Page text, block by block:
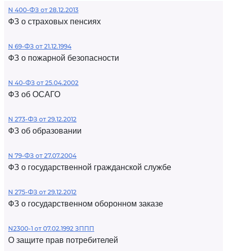
N 400-ФЗ от 28.12.2013
ФЗ о страховых пенсиях
N 69-ФЗ от 21.12.1994
ФЗ о пожарной безопасности
N 40-ФЗ от 25.04.2002
ФЗ об ОСАГО
N 273-ФЗ от 29.12.2012
ФЗ об образовании
N 79-ФЗ от 27.07.2004
ФЗ о государственной гражданской службе
N 275-ФЗ от 29.12.2012
ФЗ о государственном оборонном заказе
N2300-1 от 07.02.1992 ЗППП
О защите прав потребителей